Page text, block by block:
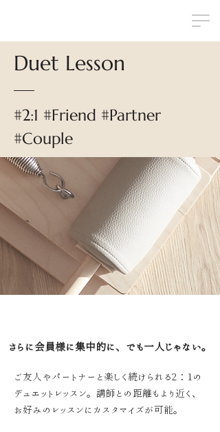
Duet Lesson
#2:1 #Friend #Partner
#Couple
さらに会員様に集中的に、でも一人じゃない。
ご友人やパートナーと楽しく続けられる2：1の
デュエットレッスン。講師との距離もより近く、
お好みのレッスンにカスタマイズが可能。